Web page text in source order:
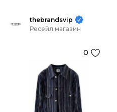
thebrandsvip
Ресейл магазин
0